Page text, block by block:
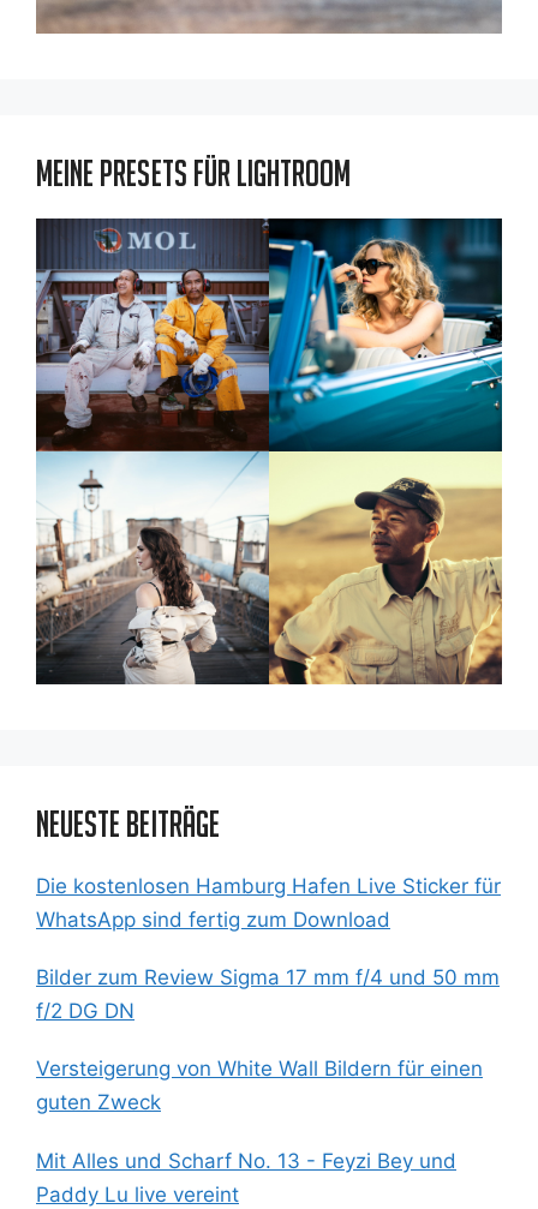
Meine Presets für Lightroom
Neueste Beiträge
Die kostenlosen Hamburg Hafen Live Sticker für
WhatsApp sind fertig zum Download
Bilder zum Review Sigma 17 mm f/4 und 50 mm
f/2 DG DN
Versteigerung von White Wall Bildern für einen
guten Zweck
Mit Alles und Scharf No. 13 - Feyzi Bey und
Paddy Lu live vereint